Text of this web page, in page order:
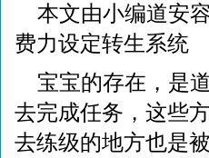
本文由小编道安
费力设定转生系统
宝宝的存在，是
去完成任务，这些
去练级的地方也是